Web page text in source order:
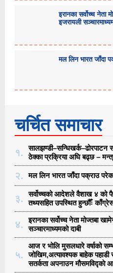
इरानका सर्वोच्च नेता
इजरायली
मल लिन भारत जाँदा
चर्चित समाचार
१.
सालझण्डी–सन्धिखर्क–ढोरपाटन
ठेक्का प्रक्रिया अघि बढ्छ –
२. मल लिन भारत जाँदा पक्राउ
३.
सर्वोच्चको आदेशले वैशाख ४ को
तथ्यसहित उपस्थित हुन्छौँः
४.
इरानका सर्वोच्च नेता मोज्तबा
सञ्चारमाध्यमको दाबी
५.
आज र भोलि मुसलधारे वर्षाको
जोखिम,अत्यावश्यक बाहेक
सतर्कता अपनाउन मौसमविद्काे